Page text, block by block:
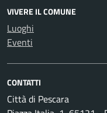
VIVERE IL COMUNE
Luoghi
Eventi
CONTATTI
Città di Pescara